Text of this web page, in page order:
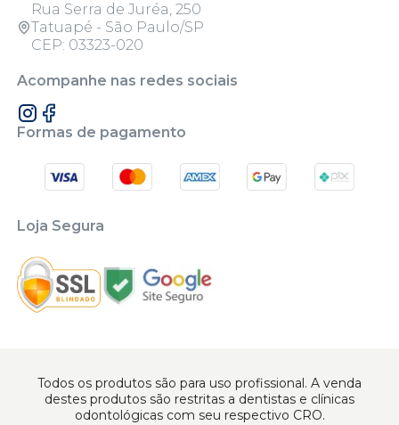
Rua Serra de Juréa, 250
Tatuapé - São Paulo/SP
CEP: 03323-020
Acompanhe nas redes sociais
Formas de pagamento
Loja Segura
Todos os produtos são para uso profissional. A venda
destes produtos são restritas a dentistas e clínicas
odontológicas com seu respectivo CRO.